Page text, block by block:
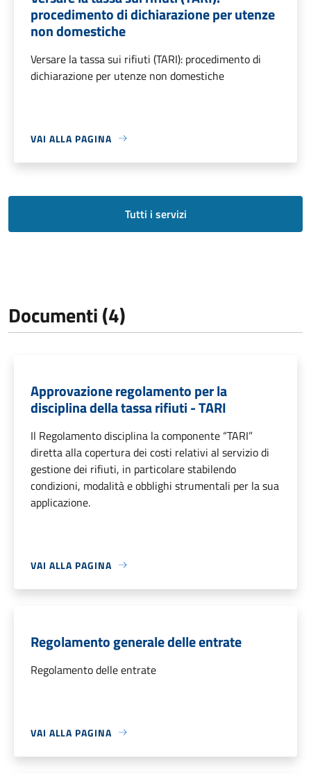
procedimento di dichiarazione per utenze
non domestiche
Versare la tassa sui rifiuti (TARI): procedimento di
dichiarazione per utenze non domestiche
VAI ALLA PAGINA
Tutti i servizi
Documenti (4)
Approvazione regolamento per la
disciplina della tassa rifiuti - TARI
Il Regolamento disciplina la componente “TARI”
diretta alla copertura dei costi relativi al servizio di
gestione dei rifiuti, in particolare stabilendo
condizioni, modalità e obblighi strumentali per la sua
applicazione.
VAI ALLA PAGINA
Regolamento generale delle entrate
Regolamento delle entrate
VAI ALLA PAGINA